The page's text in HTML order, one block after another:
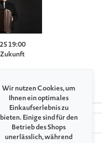
19:00
Zukunft
Neuhaus)
WC
Wir nutzen Cookies, um
Ihnen ein optimales
Einkaufserlebnis zu
bieten. Einige sind für den
Betrieb des Shops
unerlässlich, während